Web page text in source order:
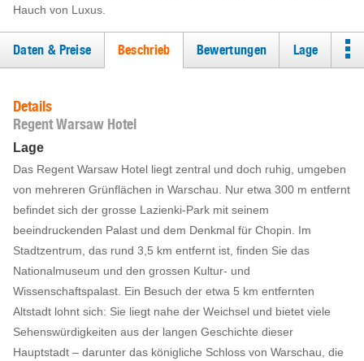
Hauch von Luxus.
Daten & Preise Beschrieb Bewertungen Lage
Details
Regent Warsaw Hotel
Lage
Das Regent Warsaw Hotel liegt zentral und doch ruhig, umgeben
von mehreren Grünflächen in Warschau. Nur etwa 300 m entfernt
befindet sich der grosse Lazienki-Park mit seinem
beeindruckenden Palast und dem Denkmal für Chopin. Im
Stadtzentrum, das rund 3,5 km entfernt ist, finden Sie das
Nationalmuseum und den grossen Kultur- und
Wissenschaftspalast. Ein Besuch der etwa 5 km entfernten
Altstadt lohnt sich: Sie liegt nahe der Weichsel und bietet viele
Sehenswürdigkeiten aus der langen Geschichte dieser
Hauptstadt – darunter das königliche Schloss von Warschau, die